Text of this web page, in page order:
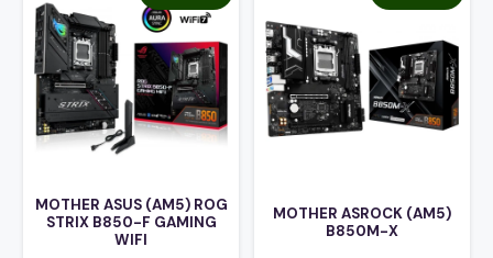
MOTHER ASUS (AM5) ROG
STRIX B850-F GAMING
WIFI
MOTHER ASROCK (AM5)
B850M-X